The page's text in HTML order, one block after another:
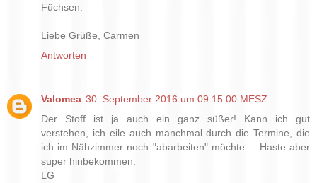
Füchsen.
Liebe Grüße, Carmen
Antworten
Valomea 30. September 2016 um 09:15:00 MESZ
Der Stoff ist ja auch ein ganz süßer! Kann ich gut
verstehen, ich eile auch manchmal durch die Termine, die
ich im Nähzimmer noch "abarbeiten" möchte.... Haste aber
super hinbekommen.
LG